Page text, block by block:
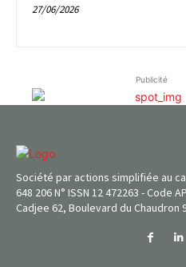
27/06/2026
Publicité
Société par actions simplifiée au
648 206 N° ISSN 12 472263 - Code
Cadjee 62, Boulevard du Chaudron